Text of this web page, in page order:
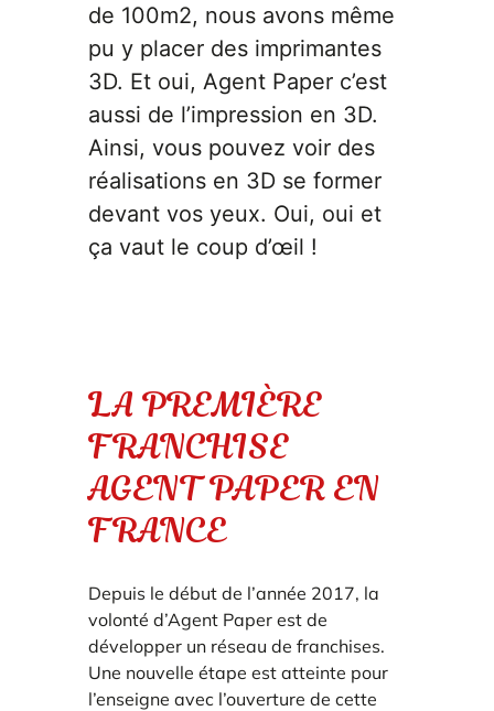
de 100m2, nous avons même
pu y placer des imprimantes
3D. Et oui, Agent Paper c’est
aussi de l’impression en 3D.
Ainsi, vous pouvez voir des
réalisations en 3D se former
devant vos yeux. Oui, oui et
ça vaut le coup d’œil !
LA PREMIÈRE
FRANCHISE
AGENT PAPER EN
FRANCE
Depuis le début de l’année 2017, la
volonté d’Agent Paper est de
développer un réseau de franchises.
Une nouvelle étape est atteinte pour
l’enseigne avec l’ouverture de cette